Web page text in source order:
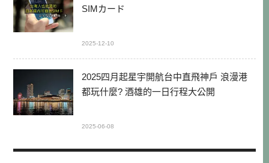
SIMカード
2025-12-10
2025四月起星宇開航台中直飛神戶 浪漫港
都玩什麼? 酒雄的一日行程大公開
2025-06-08